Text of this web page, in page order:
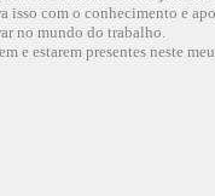
isso com o conhecimento e
no mundo do trabalho.
estarem presentes neste